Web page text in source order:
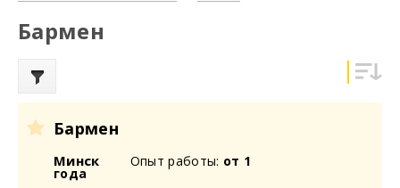
Бармен
Бармен
Минск Опыт работы: от 1
года